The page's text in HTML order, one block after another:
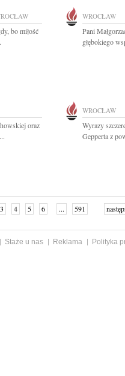
bo miłość
WROCŁAW
Pani
głębokiego
oraz
WROCŁAW
Wyrazy
Gepperta z
3 4 5 6 ... 591
Staże u nas Reklama
Polityka